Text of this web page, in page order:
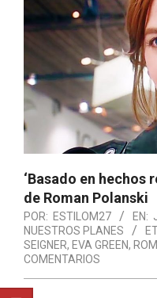
principal
‘Basado en hechos
de Roman Polanski
POR: ESTILOM27 EN:
NUESTROS PLANES
SEIGNER, EVA GREEN,
COMENTARIOS